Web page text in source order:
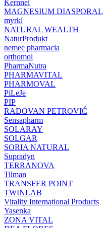
Kernnel
MAGNESIUM DIASPORAL
myrkl
NATURAL WEALTH
NaturProdukt
nemec pharmacia
orthomol
PharmaNutra
PHARMAVITAL
PHARMOVAL
PiLeJe
PIP
RADOVAN PETROVIĆ
Sensapharm
SOLARAY
SOLGAR
SORIA NATURAL
Supradyn
TERRANOVA
Tilman
TRANSFER POINT
TWINLAB
Vitality International Products
Yasenka
ZONA VITAL